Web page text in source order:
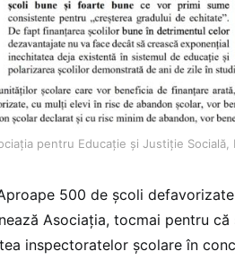
pentru Educație și Justiție Socială,
500 de școli
Asociația, tocmai pentru
inspectoratelor școlare în